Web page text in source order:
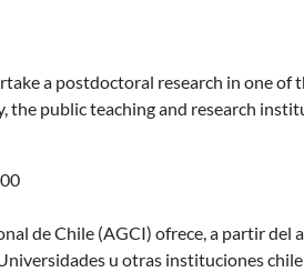
a postdoctoral research in one of
the public teaching and research
horizontal Republica de
de Chile (AGCI) ofrece, a partir del
u otras instituciones